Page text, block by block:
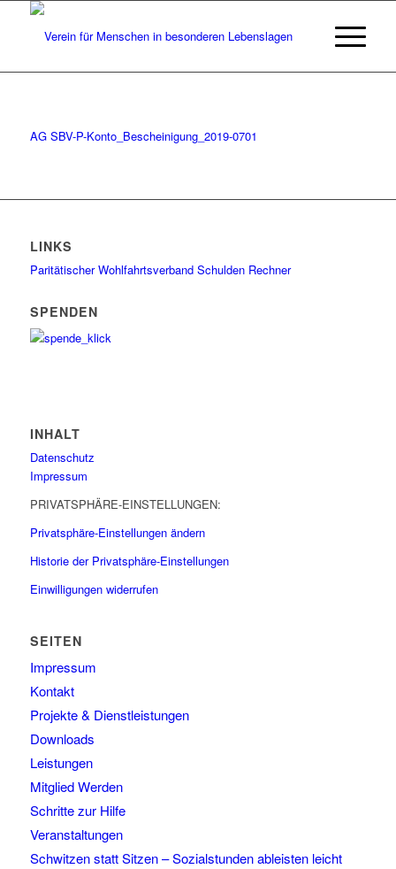
AG SBV-P-Konto_Bescheinigung_2019-0701
LINKS
Paritätischer Wohlfahrtsverband Schulden Rechner
SPENDEN
INHALT
Datenschutz
Impressum
PRIVATSPHÄRE-EINSTELLUNGEN:
Privatsphäre-Einstellungen ändern
Historie der Privatsphäre-Einstellungen
Einwilligungen widerrufen
SEITEN
Impressum
Kontakt
Projekte & Dienstleistungen
Downloads
Leistungen
Mitglied Werden
Schritte zur Hilfe
Veranstaltungen
Schwitzen statt Sitzen – Sozialstunden ableisten leicht